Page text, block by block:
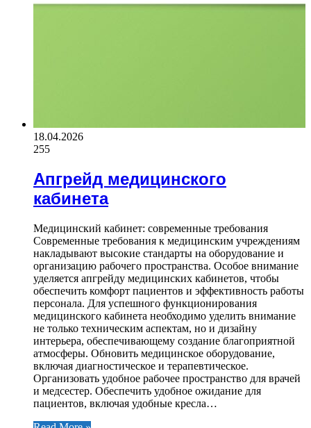
18.04.2026
255
Апгрейд медицинского
кабинета
Медицинский кабинет: современные требования
Современные требования к медицинским учреждениям
накладывают высокие стандарты на оборудование и
организацию рабочего пространства. Особое внимание
уделяется апгрейду медицинских кабинетов, чтобы
обеспечить комфорт пациентов и эффективность работы
персонала. Для успешного функционирования
медицинского кабинета необходимо уделить внимание
не только техническим аспектам, но и дизайну
интерьера, обеспечивающему создание благоприятной
атмосферы. Обновить медицинское оборудование,
включая диагностическое и терапевтическое.
Организовать удобное рабочее пространство для врачей
и медсестер. Обеспечить удобное ожидание для
пациентов, включая удобные кресла…